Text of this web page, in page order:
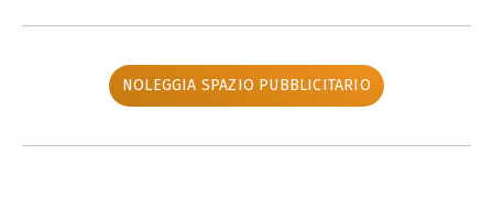
NOLEGGIA SPAZIO PUBBLICITARIO